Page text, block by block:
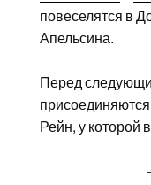
повеселятся в
Апельсина.
Перед
присоединяются
Рейн, у которой